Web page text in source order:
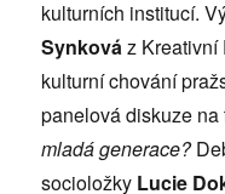
kulturních institucí.
Synková z Kreativní
kulturní chování
panelová diskuze na
mladágenerace?
socioložky Lucie